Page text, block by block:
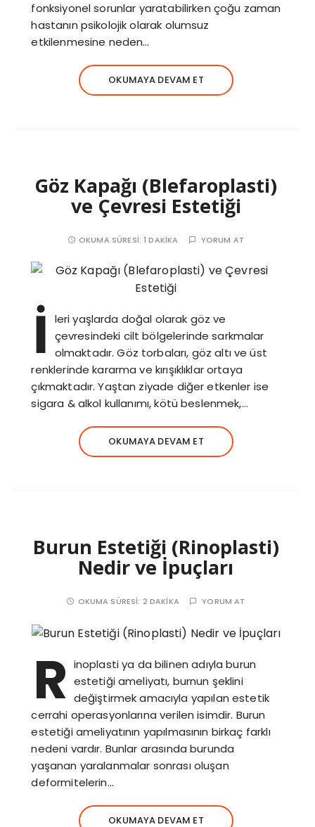
fonksiyonel sorunlar yaratabilirken çoğu zaman
hastanın psikolojik olarak olumsuz
etkilenmesine neden…
OKUMAYA DEVAM ET
Göz Kapağı (Blefaroplasti)
ve Çevresi Estetiği
OKUMA SÜRESI:1 DAKIKA YORUM AT
İ
leri yaşlarda doğal olarak göz ve
çevresindeki cilt bölgelerinde sarkmalar
olmaktadır. Göz torbaları, göz altı ve üst
renklerinde kararma ve kırışıklıklar ortaya
çıkmaktadır. Yaştan ziyade diğer etkenler ise
sigara & alkol kullanımı, kötü beslenmek,…
OKUMAYA DEVAM ET
Burun Estetiği (Rinoplasti)
Nedir ve İpuçları
OKUMA SÜRESI: 2 DAKIKA YORUM AT
R inoplasti ya da bilinen adıyla burun
estetiği ameliyatı, burnun şeklini
değiştirmek amacıyla yapılan estetik
cerrahi operasyonlarına verilen isimdir. Burun
estetiği ameliyatının yapılmasının birkaç farklı
nedeni vardır. Bunlar arasında burunda
yaşanan yaralanmalar sonrası oluşan
deformitelerin…
OKUMAYA DEVAM ET